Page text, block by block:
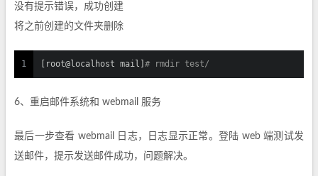
没有提示错误，成功创建
将之前创建的文件夹删除
1 [root@localhost mail] # rmdir test/
6、重启邮件系统和 webmail 服务
最后一步查看 webmail 日志，日志显示正常。登陆 web 端测试发
送邮件，提示发送邮件成功，问题解决。